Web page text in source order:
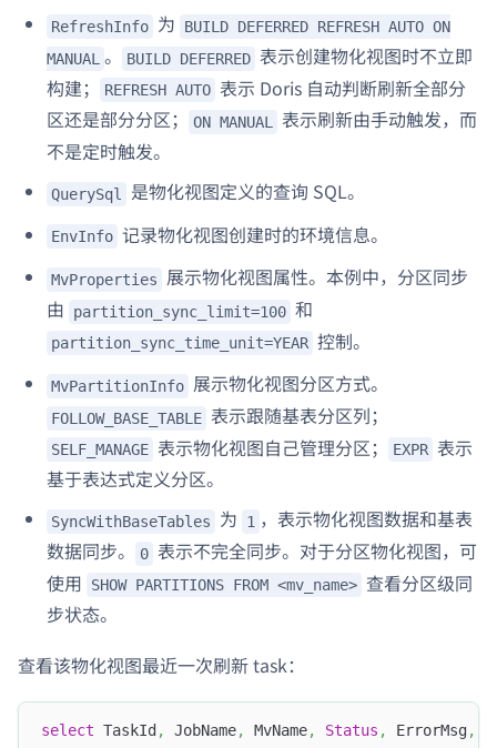
RefreshInfo 为
BUILD DEFERRED REFRESH AUTO ON
MANUAL 。 BUILD DEFERRED 表示创建物化视图时不立即
构建；
REFRESH AUTO 表示 Doris 自动判断刷新全部分
区还是部分分区；
ON MANUAL
表示刷新由手动触发，而
不是定时触发。
QuerySql 是物化视图定义的查询 SQL。
EnvInfo 记录物化视图创建时的环境信息。
MvProperties
展示物化视图属性。本例中，分区同步
由
partition_sync_limit=100 和
partition_sync_time_unit=YEAR 控制。
MvPartitionInfo 展示物化视图分区方式。
FOLLOW_BASE_TABLE 表示跟随基表分区列；
SELF_MANAGE 表示物化视图自己管理分区； EXPR 表示
基于表达式定义分区。
SyncWithBaseTables 为 1 ，表示物化视图数据和基表
数据同步。
0 表示不完全同步。对于分区物化视图，可
使用
SHOW PARTITIONS FROM <mv_name> 查看分区级同
步状态。
查看该物化视图最近一次刷新 task：
select TaskId , JobName, MvName, Status , ErrorMsg,